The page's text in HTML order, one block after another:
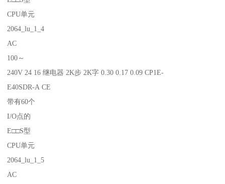
CPU单元
2064_lu_1_4
AC
100～
240V 24 16 继电器 2K步 2K字 0.30 0.17 0.09 CP1E-
E40SDR-A CE
带有60个
I/O点的
E□□S型
CPU单元
2064_lu_1_5
AC